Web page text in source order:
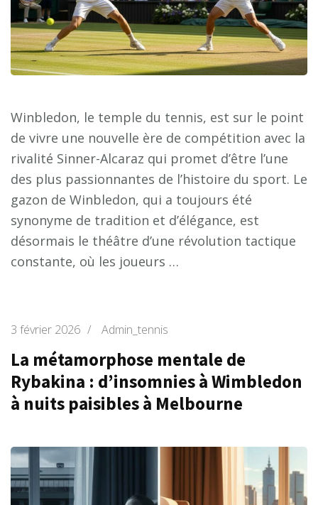
Winbledon, le temple du tennis, est sur le point
de vivre une nouvelle ère de compétition avec la
rivalité Sinner-Alcaraz qui promet d’être l’une
des plus passionnantes de l’histoire du sport. Le
gazon de Winbledon, qui a toujours été
synonyme de tradition et d’élégance, est
désormais le théâtre d’une révolution tactique
constante, où les joueurs …
3 février 2026 / Admin_tennis
La métamorphose mentale de
Rybakina : d’insomnies à Wimbledon
à nuits paisibles à Melbourne